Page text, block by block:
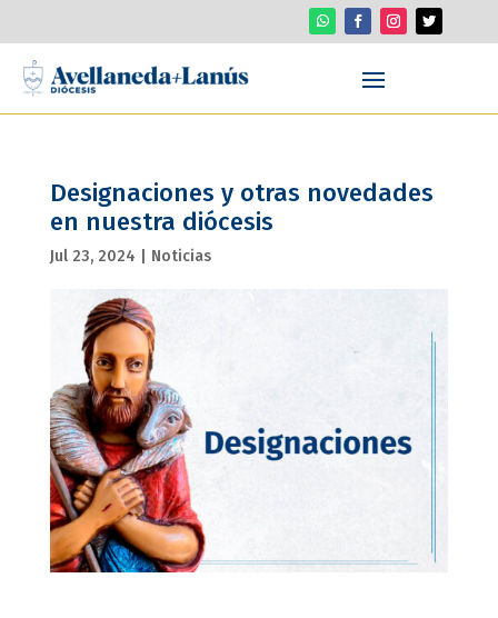
Designaciones y otras novedades
en nuestra diócesis
Jul 23, 2024 Noticias